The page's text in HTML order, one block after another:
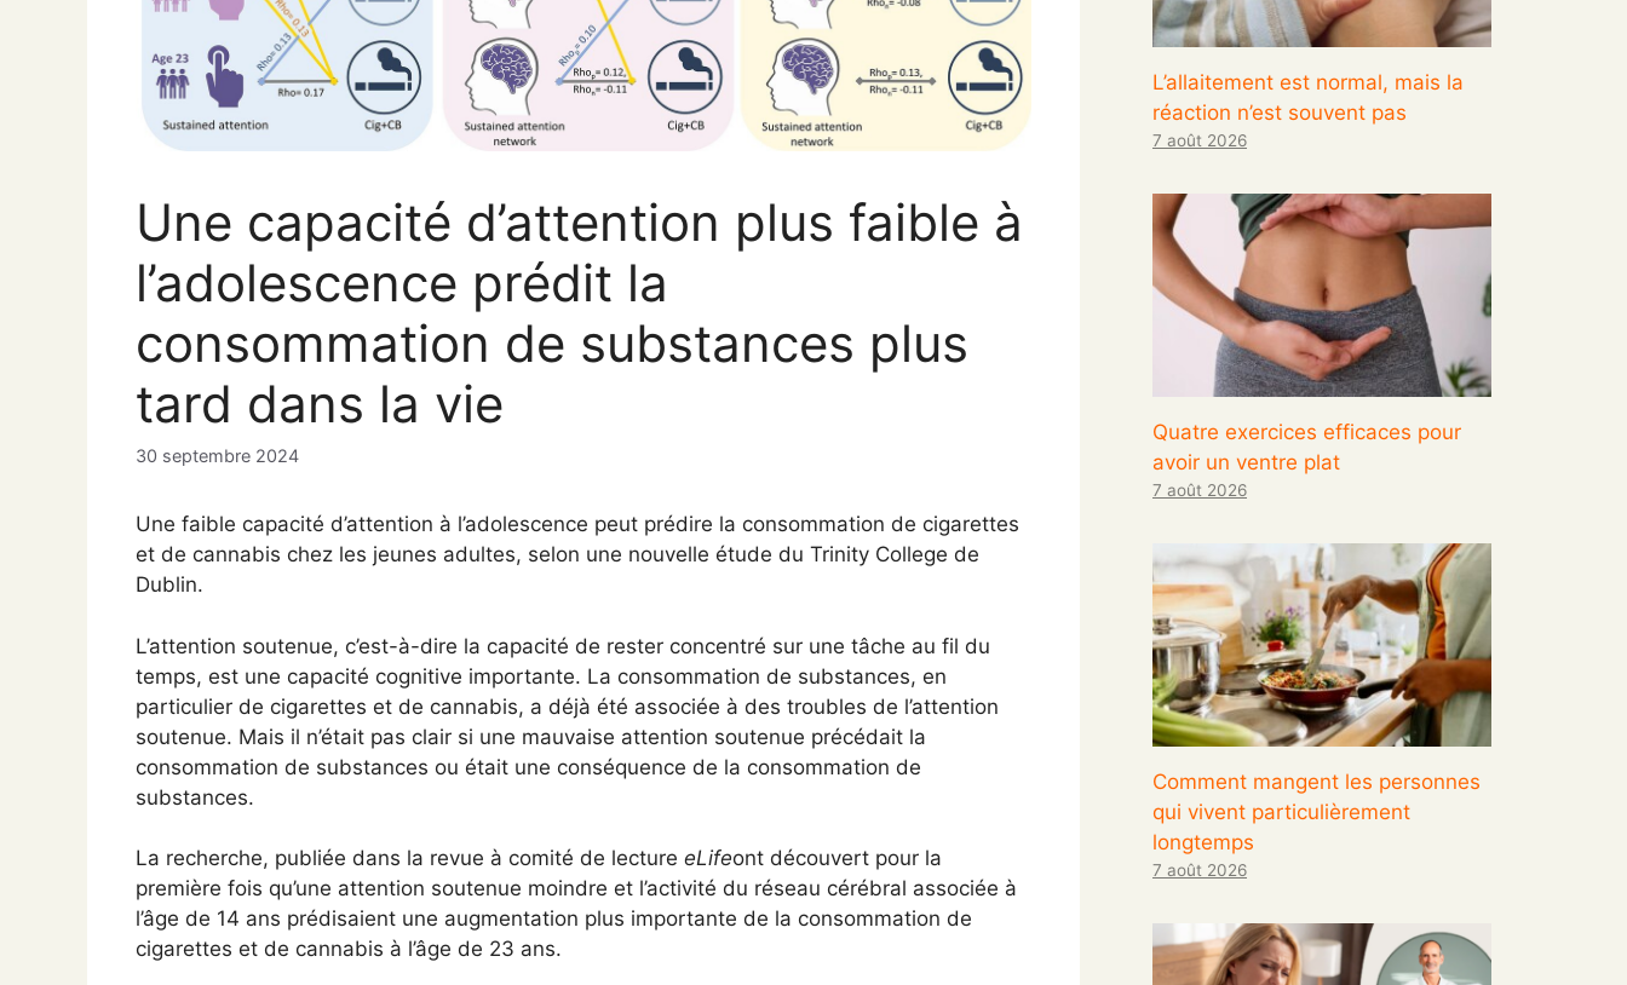
Une capacité d’attention plus faible à
l’adolescence prédit la
consommation de substances plus
tard dans la vie
30 septembre 2024
Une faible capacité d’attention à l’adolescence peut prédire la consommation de cigarettes
et de cannabis chez les jeunes adultes, selon une nouvelle étude du Trinity College de
Dublin.
L’attention soutenue, c’est-à-dire la capacité de rester concentré sur une tâche au fil du
temps, est une capacité cognitive importante. La consommation de substances, en
particulier de cigarettes et de cannabis, a déjà été associée à des troubles de l’attention
soutenue. Mais il n’était pas clair si une mauvaise attention soutenue précédait la
consommation de substances ou était une conséquence de la consommation de
substances.
La recherche, publiée dans la revue à comité de lecture eLifeont découvert pour la
première fois qu’une attention soutenue moindre et l’activité du réseau cérébral associée à
l’âge de 14 ans prédisaient une augmentation plus importante de la consommation de
cigarettes et de cannabis à l’âge de 23 ans.
L’allaitement est normal, mais la
réaction n’est souvent pas
7 août 2026
Quatre exercices efficaces pour
avoir un ventre plat
7 août 2026
Comment mangent les personnes
qui vivent particulièrement
longtemps
7 août 2026